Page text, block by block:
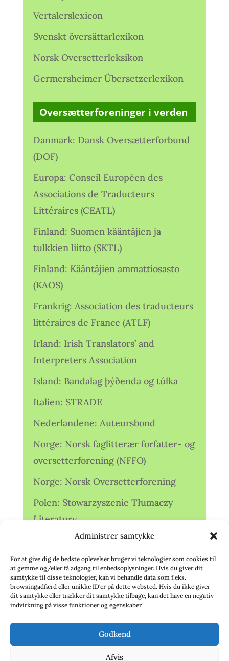
Administrer samtykke
For at give dig de bedste oplevelser bruger vi teknologier som cookies til
at gemme og/eller få adgang til enhedsoplysninger. Hvis du giver dit
samtykke til disse teknologier, kan vi behandle data som f.eks.
browsingadfærd eller unikke ID'er på dette websted. Hvis du ikke giver
dit samtykke eller trækker dit samtykke tilbage, kan det have en negativ
indvirkning på visse funktioner og egenskaber.
Godkend
Afvis
Vertalerslexicon
Svenskt översättarlexikon
Norsk Oversetterleksikon
Germersheimer Übersetzerlexikon
Oversætterforeninger i verden
Danmark: Dansk Oversætterforbund
(DOF)
Europa: Conseil Européen des
Associations de Traducteurs
Littéraires (CEATL)
Finland: Suomen kääntäjien ja
tulkkien liitto (SKTL)
Finland: Kääntäjien ammattiosasto
(KAOS)
Frankrig: Association des traducteurs
littéraires de France (ATLF)
Irland: Irish Translators’ and
Interpreters Association
Island: Bandalag þýðenda og túlka
Italien: STRADE
Nederlandene: Auteursbond
Norge: Norsk faglitterær forfatter- og
oversetterforening (NFFO)
Norge: Norsk Oversetterforening
Polen: Stowarzyszenie Tłumaczy
Literatury
Storbritannien: Translators
Association (TA)
Sverige: Översättarsektionen (Ö.)
Sverige: Översättarcentrum (ÖC)
deutschsprachiger Übersetzer (VdÜ)